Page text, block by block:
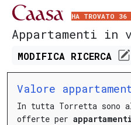
HA TROVATO 36
Appartamenti in
MODIFICA RICERCA
Valore
In tutta Torretta sono
offerte per